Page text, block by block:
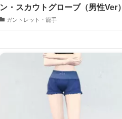
ン・スカウトグローブ（男性Ver）
ガントレット・籠手